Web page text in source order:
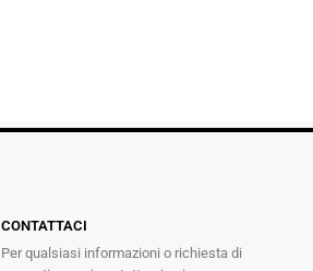
CONTATTACI
Per qualsiasi informazioni o richiesta di